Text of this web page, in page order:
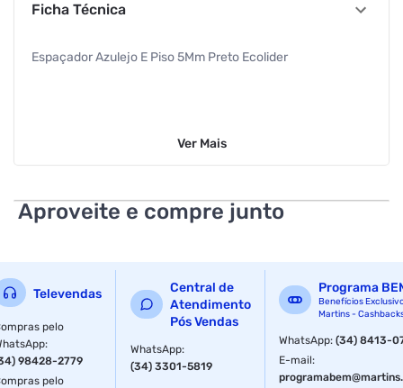
Ficha Técnica
Espaçador Azulejo E Piso 5Mm Preto Ecolider
Ver Mais
Aproveite e compre junto
Televendas
pelo
:
98428-2779
pelo
Central de
Atendimento
Pós Vendas
WhatsApp:
(34) 3301-5819
Programa
Benefícios
Martins -
WhatsApp:(34) 8413-
E-mail: